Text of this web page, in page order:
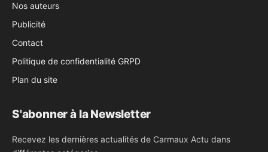
Nos auteurs
Publicité
Contact
Politique de confidentialité GRPD
Plan du site
S'abonner à la Newsletter
Recevez les dernières actualités de Carmaux Actu dans